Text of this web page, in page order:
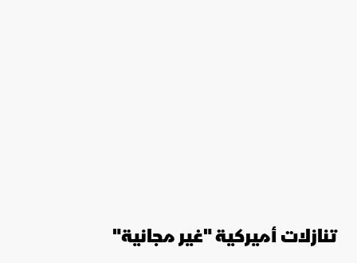
تنازلات أميركية "غير مجانية"